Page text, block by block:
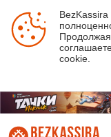
Продолжая
cookie.